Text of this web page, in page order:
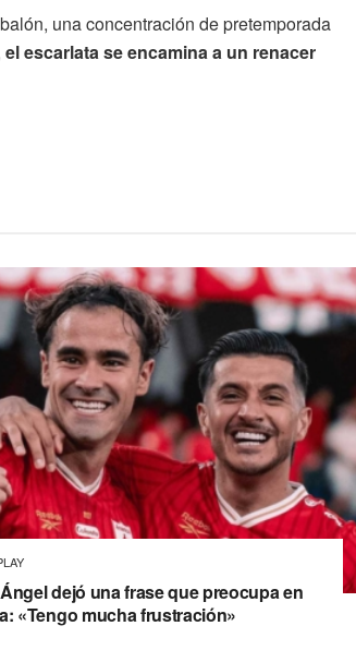
una concentración de pretemporada
el escarlata se encamina a un renacer
dejó una frase que preocupa en
«Tengo mucha frustración»